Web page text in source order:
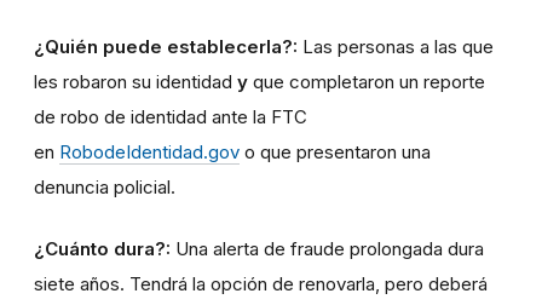
¿Quién puede establecerla?: Las personas a las que
les robaron su identidad y que completaron un reporte
de robo de identidad ante la FTC
en RobodeIdentidad.gov o que presentaron una
denuncia policial.
¿Cuánto dura?: Una alerta de fraude prolongada dura
siete años. Tendrá la opción de renovarla, pero deberá